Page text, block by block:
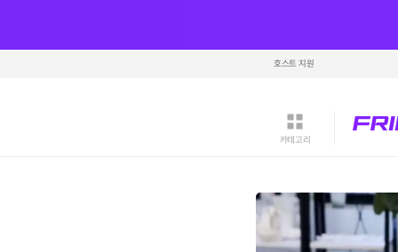
호스트 지원
카테고리